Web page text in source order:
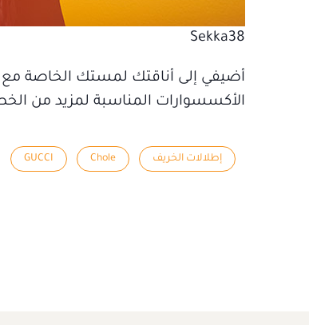
Sekka38
أضيفي إلى أناقتك لمستك الخاصة
الأكسسوارات المناسبة لمزيد من
إطلالات الخريف Chole
GUCCI